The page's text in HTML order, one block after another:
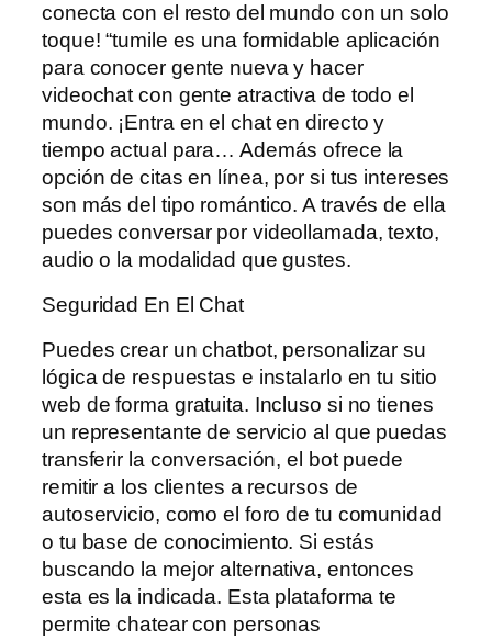
conecta con el resto del mundo con un solo
toque! “tumile es una formidable aplicación
para conocer gente nueva y hacer
videochat con gente atractiva de todo el
mundo. ¡Entra en el chat en directo y
tiempo actual para… Además ofrece la
opción de citas en línea, por si tus intereses
son más del tipo romántico. A través de ella
puedes conversar por videollamada, texto,
audio o la modalidad que gustes.
Seguridad En El Chat
Puedes crear un chatbot, personalizar su
lógica de respuestas e instalarlo en tu sitio
web de forma gratuita. Incluso si no tienes
un representante de servicio al que puedas
transferir la conversación, el bot puede
remitir a los clientes a recursos de
autoservicio, como el foro de tu comunidad
o tu base de conocimiento. Si estás
buscando la mejor alternativa, entonces
esta es la indicada. Esta plataforma te
permite chatear con personas